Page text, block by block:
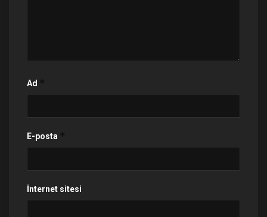
Ad *
E-posta *
İnternet sitesi